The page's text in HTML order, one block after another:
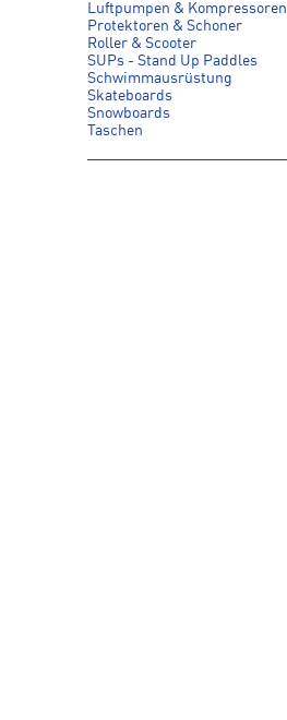
Luftpumpen & Kompressoren
Protektoren & Schoner
Roller & Scooter
SUPs - Stand Up Paddles
Schwimmausrüstung
Skateboards
Snowboards
Taschen